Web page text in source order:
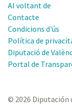
Al voltant de
Contacte
Condicions d'ús
Política de
Diputació de
Portal de
© 2026 Diputación